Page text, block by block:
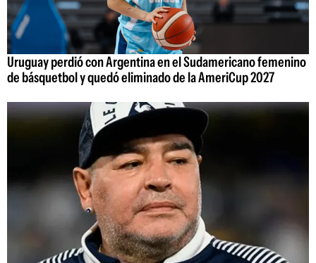
Uruguay perdió con Argentina en el Sudamericano femenino
de básquetbol y quedó eliminado de la AmeriCup 2027